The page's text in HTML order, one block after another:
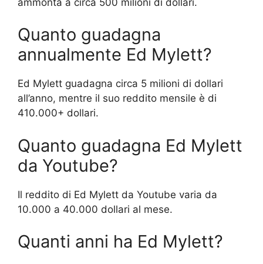
Quanto guadagna
annualmente Ed Mylett?
Ed Mylett guadagna circa 5 milioni di dollari
all’anno, mentre il suo reddito mensile è di
410.000+ dollari.
Quanto guadagna Ed Mylett
da Youtube?
Il reddito di Ed Mylett da Youtube varia da
10.000 a 40.000 dollari al mese.
Quanti anni ha Ed Mylett?